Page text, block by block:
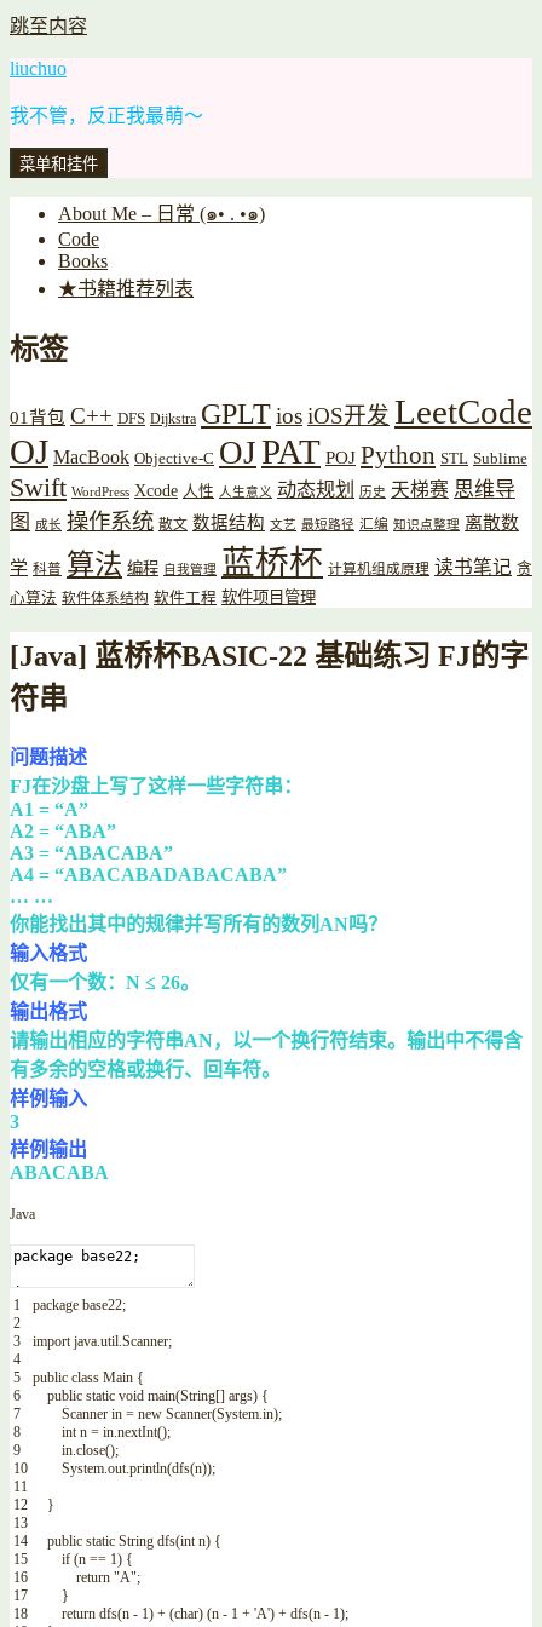
跳至内容
liuchuo
我不管，反正我最萌～
菜单和挂件
About Me – 日常 (๑• . •๑)
Code
Books
★书籍推荐列表
标签
01背包 C++ DFS Dijkstra GPLTiosiOS开发 LeetCode
OJ MacBook Objective-C OJPAT POJ Python STL Sublime
Swift WordPress Xcode 人性 人生意义 动态规划 历史 天梯赛 思维导
图
成长 操作系统 散文 数据结构 文艺 最短路径 汇编 知识点整理 离散数
学 科普 算法 编程 自我管理 蓝桥杯 计算机组成原理 读书笔记 贪
心算法 软件体系结构 软件工程 软件项目管理
[Java] 蓝桥杯BASIC-22 基础练习 FJ的字
符串
问题描述
FJ在沙盘上写了这样一些字符串：
A1 = “A”
A2 = “ABA”
A3 = “ABACABA”
A4 = “ABACABADABACABA”
… …
你能找出其中的规律并写所有的数列AN吗？
输入格式
仅有一个数：N ≤ 26。
输出格式
请输出相应的字符串AN，以一个换行符结束。输出中不得含
有多余的空格或换行、回车符。
样例输入
3
样例输出
ABACABA
Java
1
2
3
4
5
6
7
8
9
10
11
12
13
14
15
16
17
18
package base22;
import java.util.Scanner;
public class Main {
public static void main(String[] args) {
Scanner in = new Scanner(System.in);
int n = in.nextInt();
in.close();
System.out.println(dfs(n));
}
public static String dfs(int n) {
if (n == 1) {
return "A";
}
return dfs(n - 1) + (char) (n - 1 + 'A') + dfs(n - 1);